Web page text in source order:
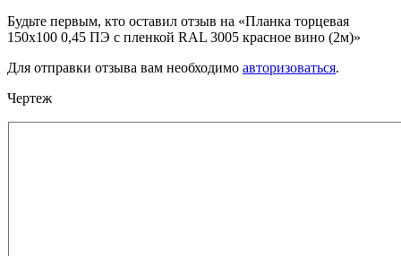
Будьте первым, кто оставил отзыв на «Планка торцевая
150х100 0,45 ПЭ с пленкой RAL 3005 красное вино (2м)»
Для отправки отзыва вам необходимо авторизоваться.
Чертеж